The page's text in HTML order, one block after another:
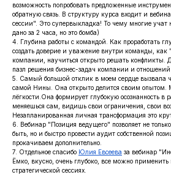
возможность попробовать предложенные
обратную связь. В структуру курса входит и
сессии". Это супервыкладка! То чему многие учат
дано за 2 часа, но это бомба)
4. Глубина работы с командой. Как проработать
создать доверие и уважение внутри команды,
компании, научиться открыто решать конфликты.
пазл решения бизнес-задач компании и
5. Самый большой отклик в моем сердце вызвала
самой Нины. Она открыто делится своим опытом.
лёгкости.Она формирует глубокую осознанность в
меняешься сам, видишь свои ограничения, свои
Незапланированная личная трансформация это
6. Вебинар "Позиция ведущего" позволяет не
быть, но и быстро провести аудит собственной
прокачиваем дополнительно.
7. Отдельное спасибо Юлия Евсеева за вебинар
Ёмко, вкусно, очень глубоко, все можно
стратегической сессиях.